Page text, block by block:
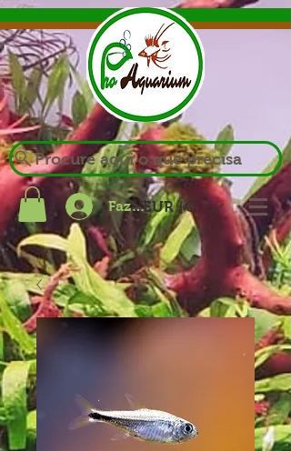
Procure aqui o que precisa
Fazer login
EUR (€)